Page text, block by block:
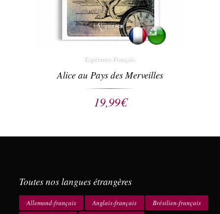
Espéranto-Français
Alice au Pays des Merveilles
19,99€
Toutes nos langues étrangères
Allemand-français Anglais-français
Brésilien-français